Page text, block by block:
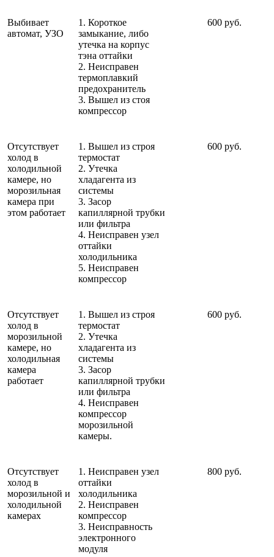
Выбивает
автомат, УЗО
1. Короткое
замыкание, либо
утечка на корпус
тэна оттайки
2. Неисправен
термоплавкий
предохранитель
3. Вышел из стоя
компрессор
600 руб.
Отсутствует
холод в
холодильной
камере, но
морозильная
камера при
этом работает
1. Вышел из строя
термостат
2. Утечка
хладагента из
системы
3. Засор
капиллярной трубки
или фильтра
4. Неисправен узел
оттайки
холодильника
5. Неисправен
компрессор
600 руб.
Отсутствует
холод в
морозильной
камере, но
холодильная
камера
работает
1. Вышел из строя
термостат
2. Утечка
хладагента из
системы
3. Засор
капиллярной трубки
или фильтра
4. Неисправен
компрессор
морозильной
камеры.
600 руб.
Отсутствует
холод в
морозильной и
холодильной
камерах
1. Неисправен узел
оттайки
холодильника
2. Неисправен
компрессор
3. Неисправность
электронного
модуля
800 руб.